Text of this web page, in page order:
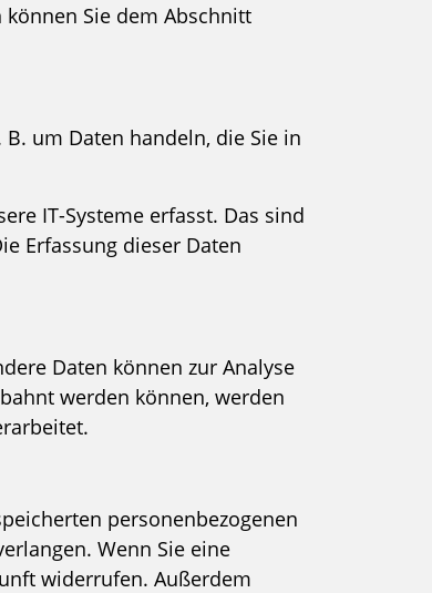
Sie dem Abschnitt
um Daten handeln, die Sie in
IT-Systeme erfasst. Das sind
Erfassung dieser Daten
Daten können zur Analyse
werden können, werden
personenbezogenen
Wenn Sie eine
widerrufen. Außerdem